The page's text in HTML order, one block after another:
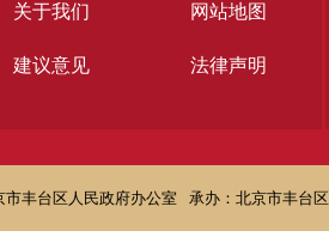
关于我们 网站地图
建议意见 法律声明
市丰台区人民政府办公室 承办：北京市丰台